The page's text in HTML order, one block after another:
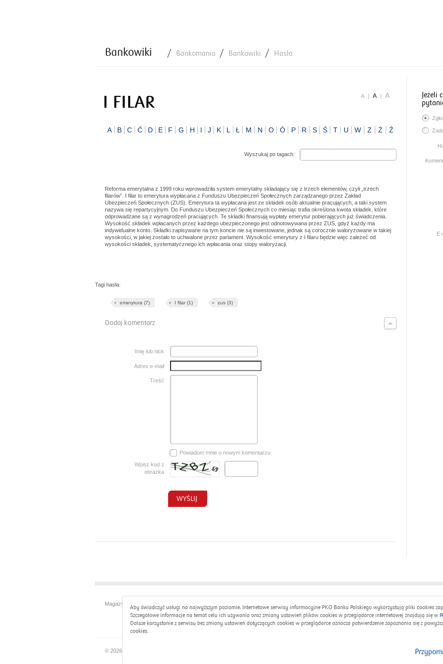
Aby świadczyć usługi na najwyższym poziomie, Internetowe serwisy informacyjne PKO Banku Polskiego wykorzystują pliki cookies
Szczegółowe informacje na temat celu ich używania oraz zmiany ustawień plików cookies w przeglądarce internetowej znajdują się w
Dalsze korzystanie z serwisu bez zmiany ustawień dotyczących cookies w przeglądarce oznacza potwierdzenie zapoznania się z
cookies.
Bankowiki Bankomania Bankowiki Hasła
A | A | A
I FILAR
A B C Ć D E F G H I J K L Ł M N O Ó P R S Ś T U W Z Ż Ź
Wyszukaj po tagach:
Reforma emerytalna z 1999 roku wprowadziła system emerytalny składający się z trzech elementów, czyli „trzech
filarów”. I filar to emerytura wypłacana z Funduszu Ubezpieczeń Społecznych zarządzanego przez Zakład
Ubezpieczeń Społecznych (ZUS). Emerytura ta wypłacana jest ze składek osób aktualnie pracujących, a taki system
nazywa się repartycyjnym. Do Funduszu Ubezpieczeń Społecznych co miesiąc trafia określona kwota składek, które
odprowadzane są z wynagrodzeń pracujących. Te składki finansują wypłaty emerytur pobierających już świadczenia.
Wysokość składek wpłacanych przez każdego ubezpieczonego jest odnotowywana przez ZUS, gdyż każdy ma
indywidualne konto. Składki zapisywane na tym koncie nie są inwestowane, jednak są corocznie waloryzowane w takiej
wysokości, w jakiej zostało to uchwalone przez parlament. Wysokość emerytury z I filaru będzie więc zależeć od
wysokości składek, systematycznego ich wpłacania oraz stopy waloryzacji.
Tagi hasła:
emerytura (7) I filar (1) zus (3)
Dodaj komentarz
Imię lub nick
Adres e-mail
Treść
Powiadom mnie o nowym komentarzu
Wpisz kod z
obrazka
Jeżeli
E-
Magazyn Bankomania
Facebook Inteligo
Facebook Bankowa Akcja
Honorowego Krwiodawstwa
Facebook Biegajmy razem
Instagram Biegajmy razem
Youtube - Bankomania
Twitter
Szkolne Blogi
Infolinia (czynna 24h
© 2026 PKO Bank Polski